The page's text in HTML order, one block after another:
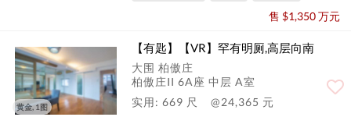
售 $1,350 万元
黄金, 1图
【有匙】【VR】罕有明厕,高层向南
大围 柏傲庄
柏傲庄II 6A座 中层 A室
实用: 669 尺
@24,365 元